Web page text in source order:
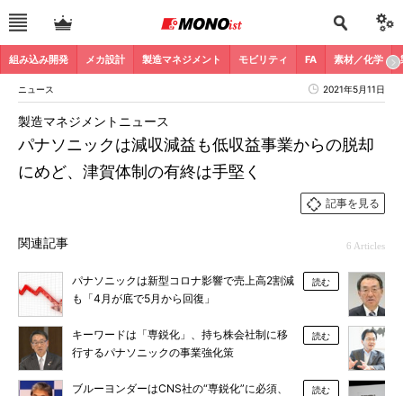
組み込み開発 メカ設計 製造マネジメント モビリティ FA 素材／化学
ニュース 2021年5月11日
パナソニックは減収減益も低収益事業からの脱却
にめど、津賀体制の有終は手堅く
製造マネジメントニュース
記事を見る
関連記事 6 Articles
パナソニックは新型コロナ影響で売上高2割減
も「4月が底で5月から回復」
読む
キーワードは「専鋭化」、持ち株会社制に移
行するパナソニックの事業強化策
読む
ブルーヨンダーはCNS社の“専鋭化”に必須、
読む